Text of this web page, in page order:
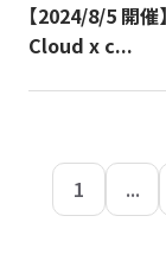
【2024/8/5 開
Cloud x c...
1 ...